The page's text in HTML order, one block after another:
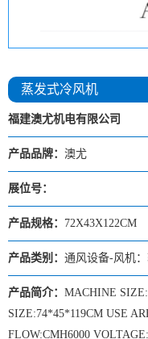
蒸发式冷风机
福建澳尤机电有限公司
产品品牌： 澳尤
展位号：
产品规格： 72X43X122CM
产品类别： 通风设备-风机
产品简介： MACHINE
SIZE:74*45*119CM USE
FLOW:CMH6000